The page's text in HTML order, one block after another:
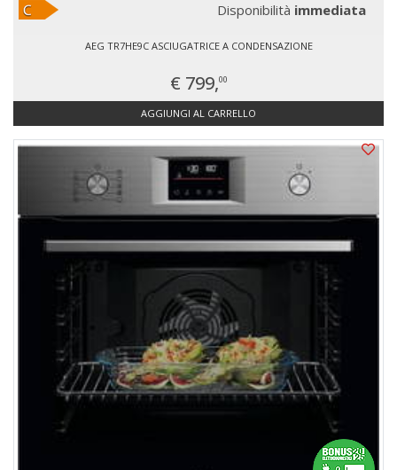
Disponibilità immediata
AEG TR7HE9C ASCIUGATRICE A CONDENSAZIONE
€ 799,00
AGGIUNGI AL CARRELLO